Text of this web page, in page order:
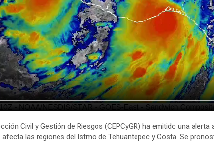
Civil y Gestión de Riesgos (CEPCyGR) ha emitido una alerta
afecta las regiones del Istmo de Tehuantepec y Costa. Se